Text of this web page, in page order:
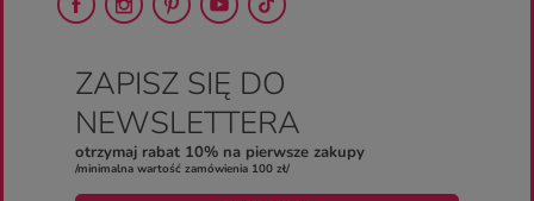
ZAPISZ SIĘ DO
NEWSLETTERA
otrzymaj rabat 10% na pierwsze zakupy
/minimalna wartość zamówienia 100 zł/